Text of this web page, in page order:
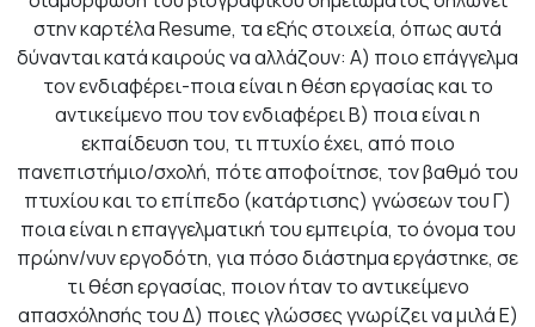
στην καρτέλα Resume, τα εξής στοιχεία, όπως αυτά
δύνανται κατά καιρούς να αλλάζουν: Α) ποιο επάγγελμα
τον ενδιαφέρει-ποια είναι η θέση εργασίας και το
αντικείμενο που τον ενδιαφέρει Β) ποια είναι η
εκπαίδευση του, τι πτυχίο έχει, από ποιο
πανεπιστήμιο/σχολή, πότε αποφοίτησε, τον βαθμό του
πτυχίου και το επίπεδο (κατάρτισης) γνώσεων του Γ)
ποια είναι η επαγγελματική του εμπειρία, το όνομα του
πρώην/νυν εργοδότη, για πόσο διάστημα εργάστηκε, σε
τι θέση εργασίας, ποιον ήταν το αντικείμενο
απασχόλησής του Δ) ποιες γλώσσες γνωρίζει να μιλά Ε)